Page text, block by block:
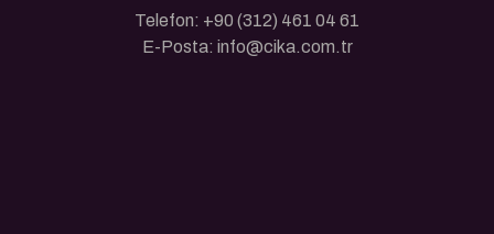
Telefon: +90 (312) 461 04 61
E-Posta: info@cika.com.tr